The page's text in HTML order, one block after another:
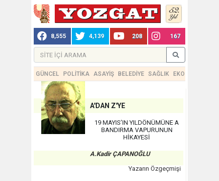
8,555 4,139 208 167
GÜNCEL POLİTİKA ASAYİŞ BELEDİYE SAĞLIK EKONOMİ
A'DAN Z'YE
19 MAYIS’IN YILDÖNÜMÜNE A
BANDIRMA VAPURUNUN
HİKAYESİ
A.Kadir ÇAPANOĞLU
Yazarın Özgeçmişi